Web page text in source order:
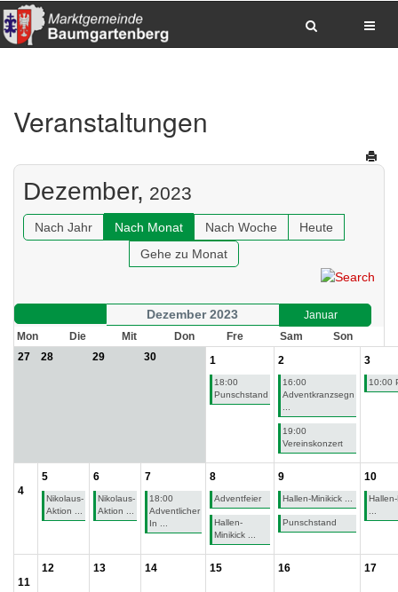
Sitemap anzeigen
Suche
E-Mail senden
Anfahrt via Google Maps planen
Veranstaltungen
Dezember, 2023
Nach Jahr Nach Monat Nach Woche
Heute
Gehe zu Monat
Dezember 2023
Januar
Mon
Die Mit Don Fre Sam
Son
27
28 29 30 1
18:00
Punschstand
2
16:00
Adventkranzsegn
...
19:00
Vereinskonzert
3
10:00
4
5
Nikolaus-
Aktion ...
6
Nikolaus-
Aktion ...
7
18:00
Adventlicher
In ...
8
Adventfeier
Hallen-
Minikick ...
9
Hallen-Minikick ...
Punschstand
10
...
11
12 13 14 15 16 17